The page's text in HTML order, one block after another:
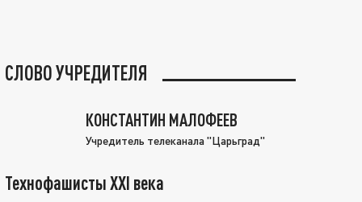
СЛОВО УЧРЕДИТЕЛЯ
КОНСТАНТИН МАЛОФЕЕВ
Учредитель телеканала "Царьград"
Технофашисты XXI века